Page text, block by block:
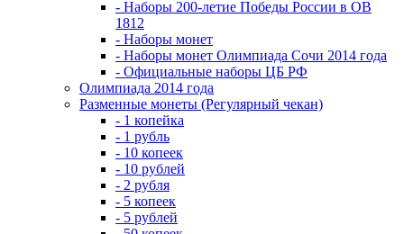
- Наборы 200-летие Победы России в ОВ
1812
- Наборы монет
- Наборы монет Олимпиада Сочи 2014 года
- Официальные наборы ЦБ РФ
Олимпиада 2014 года
Разменные монеты (Регулярный чекан)
- 1 копейка
- 1 рубль
- 10 копеек
- 10 рублей
- 2 рубля
- 5 копеек
- 5 рублей